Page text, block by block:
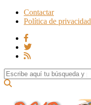
Contactar
Política de privacidad
Search for: